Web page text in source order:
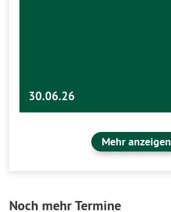
30.06.26
Mehr anzeigen
Noch mehr Termine